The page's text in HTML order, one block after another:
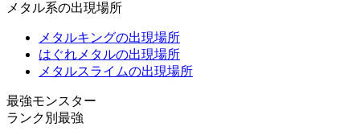
メタル系の出現場所
メタルキングの出現場所
はぐれメタルの出現場所
メタルスライムの出現場所
最強モンスター
ランク別最強